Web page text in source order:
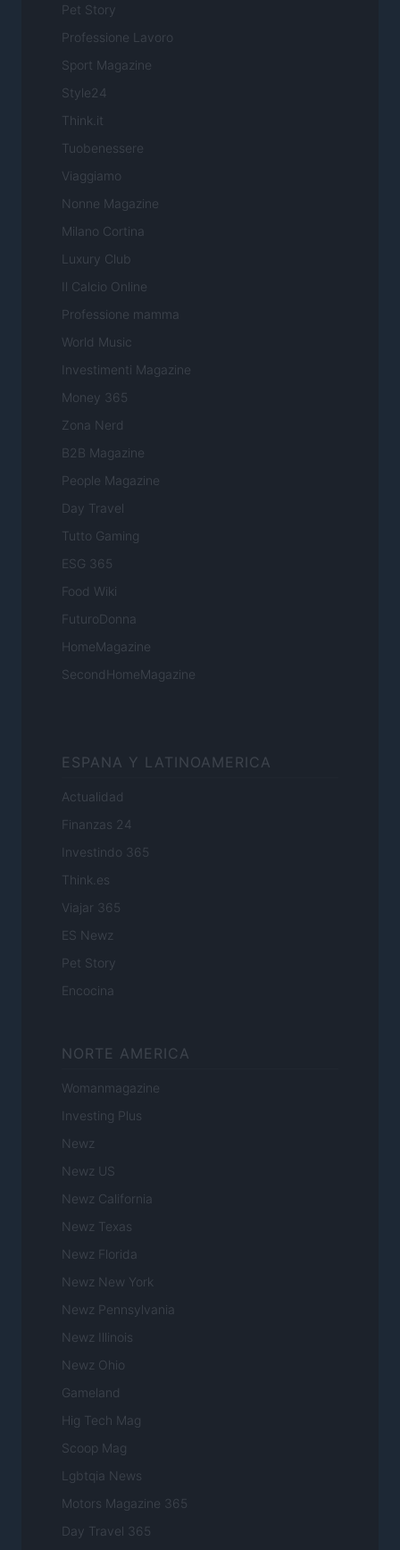
Pet Story
Professione Lavoro
Sport Magazine
Style24
Think.it
Tuobenessere
Viaggiamo
Nonne Magazine
Milano Cortina
Luxury Club
Il Calcio Online
Professione mamma
World Music
Investimenti Magazine
Money 365
Zona Nerd
B2B Magazine
People Magazine
Day Travel
Tutto Gaming
ESG 365
Food Wiki
FuturoDonna
HomeMagazine
SecondHomeMagazine
ESPANA Y LATINOAMERICA
Actualidad
Finanzas 24
Investindo 365
Think.es
Viajar 365
ES Newz
Pet Story
Encocina
NORTE AMERICA
Womanmagazine
Investing Plus
Newz
Newz US
Newz California
Newz Texas
Newz Florida
Newz New York
Newz Pennsylvania
Newz Illinois
Newz Ohio
Gameland
Hig Tech Mag
Scoop Mag
Lgbtqia News
Motors Magazine 365
Day Travel 365